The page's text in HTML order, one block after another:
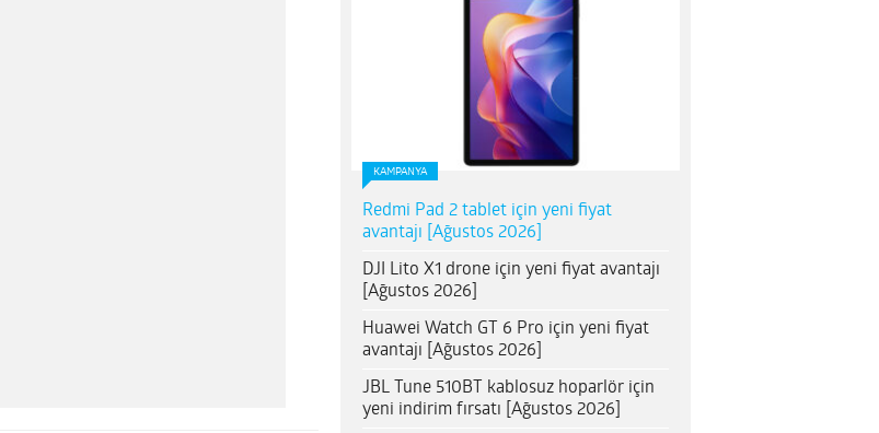
KAMPANYA
Redmi Pad 2 tablet için yeni fiyat
avantajı [Ağustos 2026]
DJI Lito X1 drone için yeni fiyat avantajı
[Ağustos 2026]
Huawei Watch GT 6 Pro için yeni fiyat
avantajı [Ağustos 2026]
JBL Tune 510BT kablosuz hoparlör için
yeni indirim fırsatı [Ağustos 2026]